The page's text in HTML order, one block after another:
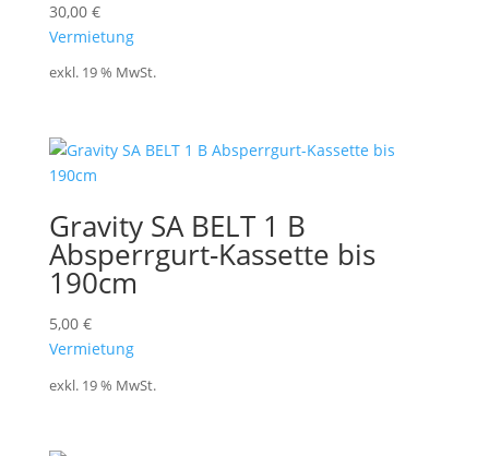
30,00 €
Vermietung
exkl. 19 % MwSt.
Gravity SA BELT 1 B
Absperrgurt-Kassette bis
190cm
5,00 €
Vermietung
exkl. 19 % MwSt.